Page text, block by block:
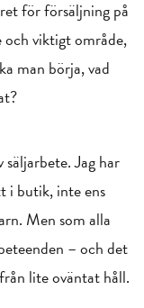
för försäljning på
och viktigt område,
man börja, vad
Jag har
i butik, inte ens
Men som alla
– och det
lite oväntat håll.